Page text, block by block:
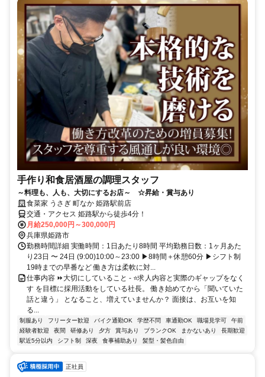
手作り和食居酒屋の調理スタッフ
～料理も、人も、大切にするお店～ ☆昇給・賞与あり
食菜家 うさぎ 町なか 姫路駅前店
交通・アクセス 姫路駅から徒歩4分！
月給250,000円～300,000円
兵庫県姫路市
勤務時間詳細 実働時間：1日あたり8時間 平均勤務日数：1ヶ月あた
り23日 〜 24日 (9:00)10:00～23:00 ▶8時間＋休憩60分 ▶シフト制
19時までの早番など 働き方は柔軟に対...
仕事内容 ⏩大切にしていること - ⭐求人内容と実際のギャップをなく
す を目標に採用活動をしている社長。 働き始めてから「聞いていた
話と違う」 となること、増えていませんか？ 面接は、お互いを知
る...
制服あり フリーター歓迎 バイク通勤OK 学歴不問 車通勤OK 職場見学可
午前
経験者歓迎
夜間 研修あり 夕方 賞与あり ブランクOK まかないあり
長期歓迎
駅近5分以内
シフト制 深夜 食事補助あり 髪型・髪色自由
正社員